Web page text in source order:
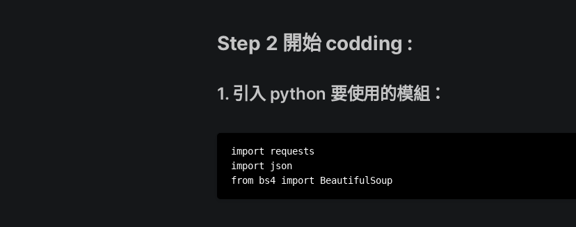
Step 2 開始 codding :
1. 引入 python 要使用的模組：
import requests
import json